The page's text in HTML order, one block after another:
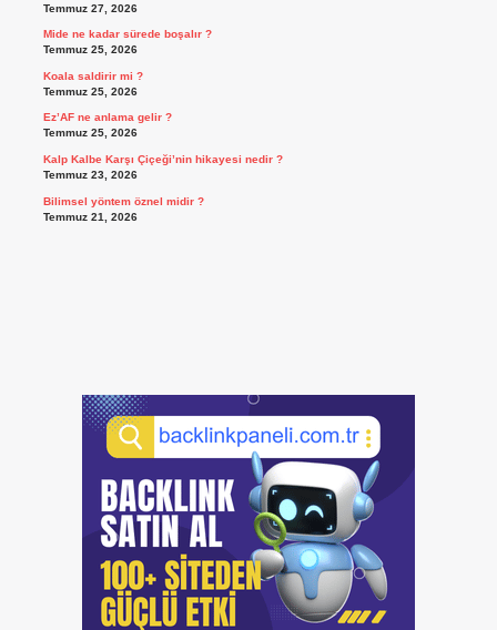
Temmuz 27, 2026
Mide ne kadar sürede boşalır ?
Temmuz 25, 2026
Koala saldirir mi ?
Temmuz 25, 2026
Ez’AF ne anlama gelir ?
Temmuz 25, 2026
Kalp Kalbe Karşı Çiçeği’nin hikayesi nedir ?
Temmuz 23, 2026
Bilimsel yöntem öznel midir ?
Temmuz 21, 2026